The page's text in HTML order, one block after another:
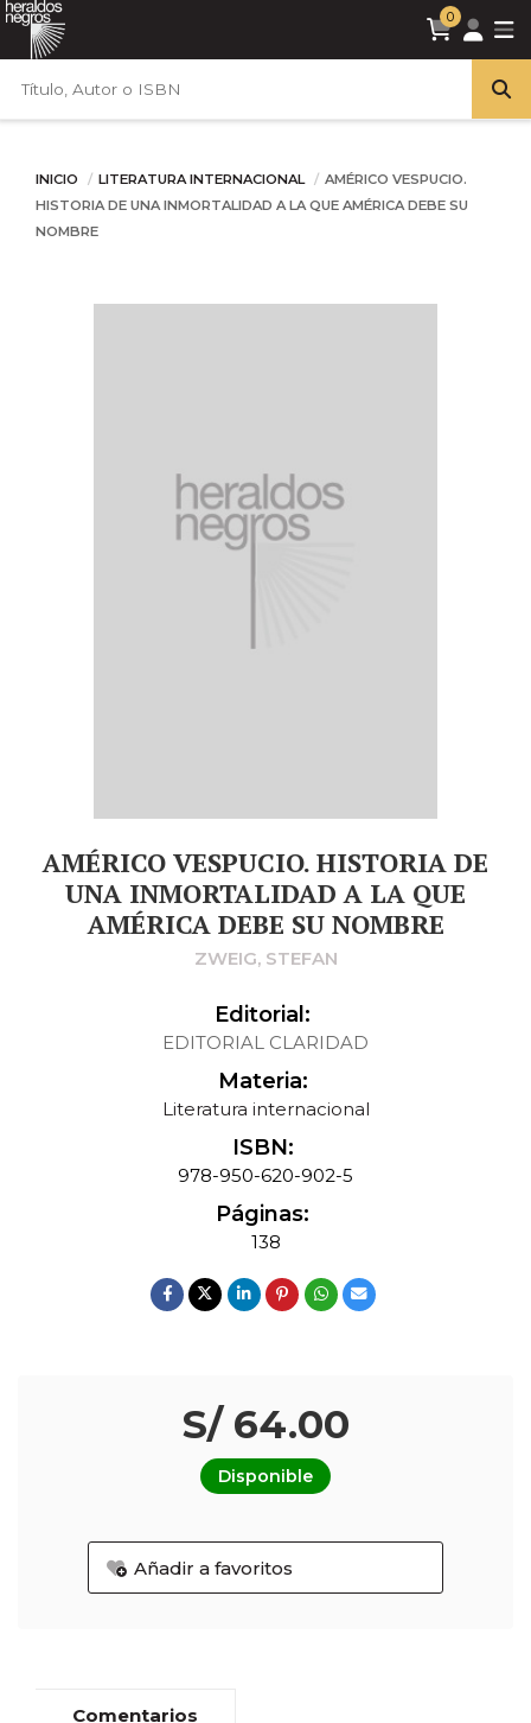
0
INICIO LITERATURA INTERNACIONAL
AMÉRICO VESPUCIO.
HISTORIA DE UNA INMORTALIDAD A LA QUE AMÉRICA DEBE SU
NOMBRE
AMÉRICO VESPUCIO. HISTORIA DE
UNA INMORTALIDAD A LA QUE
AMÉRICA DEBE SU NOMBRE
ZWEIG, STEFAN
Editorial:
EDITORIAL CLARIDAD
Materia:
Literatura internacional
ISBN:
978-950-620-902-5
Páginas:
138
S/ 64.00
Disponible
Añadir a favoritos
Comentarios